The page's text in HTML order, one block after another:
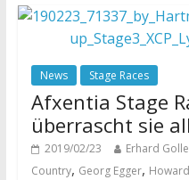
News Stage Races
Afxentia Stage
überrascht sie
2019/02/23 Erhard
Country, Georg Egger,